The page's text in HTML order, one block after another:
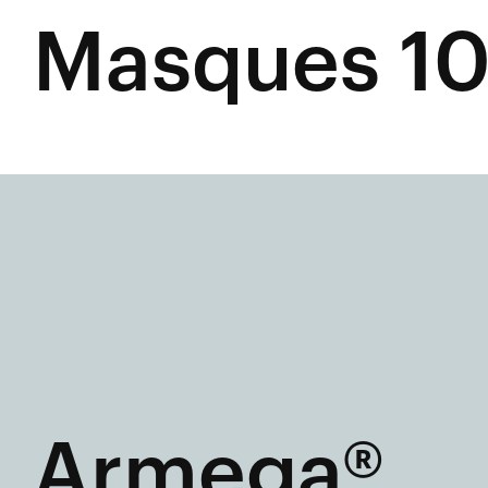
Masques